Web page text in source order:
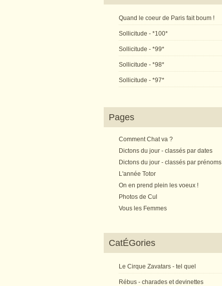
Quand le coeur de Paris fait boum !
Sollicitude - *100*
Sollicitude - *99*
Sollicitude - *98*
Sollicitude - *97*
Pages
Comment Chat va ?
Dictons du jour - classés par dates
Dictons du jour - classés par prénoms
L'année Totor
On en prend plein les voeux !
Photos de Cul
Vous les Femmes
CatÉGories
Le Cirque Zavatars - tel quel
Rébus - charades et devinettes